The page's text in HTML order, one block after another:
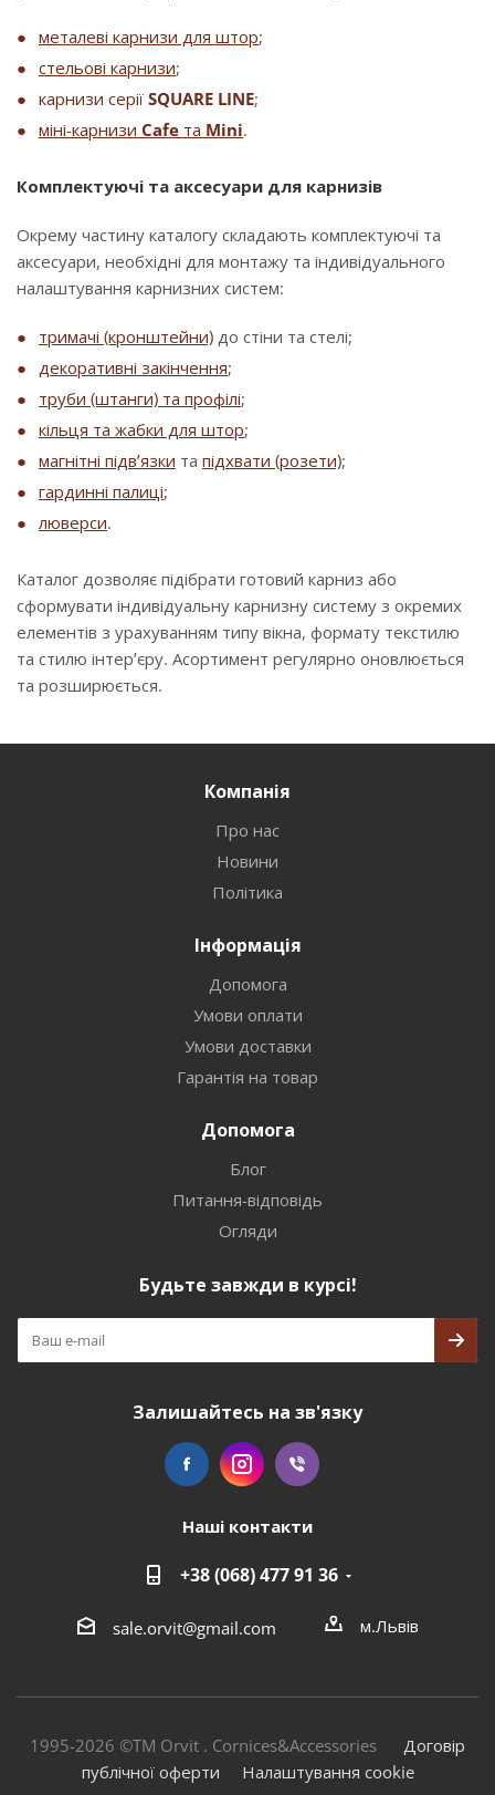
металеві карнизи для штор;
стельові карнизи;
карнизи серії SQUARE LINE;
міні-карнизи Cafe та Mini.
Комплектуючі та аксесуари для карнизів
Окрему частину каталогу складають комплектуючі та
аксесуари, необхідні для монтажу та індивідуального
налаштування карнизних систем:
тримачі (кронштейни) до стіни та стелі;
декоративні закінчення;
труби (штанги) та профілі;
кільця та жабки для штор;
магнітні підв’язки та підхвати (розети);
гардинні палиці;
люверси.
Каталог дозволяє підібрати готовий карниз або
сформувати індивідуальну карнизну систему з окремих
елементів з урахуванням типу вікна, формату текстилю
та стилю інтер’єру. Асортимент регулярно оновлюється
та розширюється.
Компанія
Про нас
Новини
Політика
Інформація
Допомога
Умови оплати
Умови доставки
Гарантія на товар
Допомога
Блог
Питання-відповідь
Огляди
Будьте завжди в курсі!
Залишайтесь на зв'язку
Наші контакти
+38 (068) 477 91 36
sale.orvit@gmail.com м.Львів
1995-2026 ©TM Orvit . Cornices&Accessories Договір
публічної оферти
Налаштування cookie